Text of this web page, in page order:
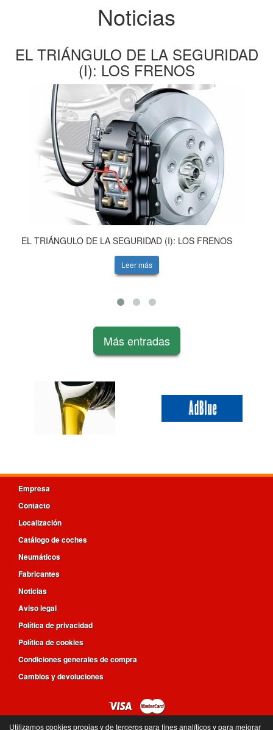
Noticias
EL TRIÁNGULO DE LA SEGURIDAD
(I): LOS FRENOS
EL TRIÁNGULO DE LA SEGURIDAD (I): LOS FRENOS
Leer más
Más entradas
Empresa
Contacto
Localización
Catálogo de coches
Neumáticos
Fabricantes
Noticias
Aviso legal
Política de privacidad
Política de cookies
Condiciones generales de compra
Cambios y devoluciones
Utilizamos cookies propias y de terceros para fines analíticos y para mejorar